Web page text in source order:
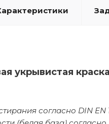
укрывистая
согласно DIN EN